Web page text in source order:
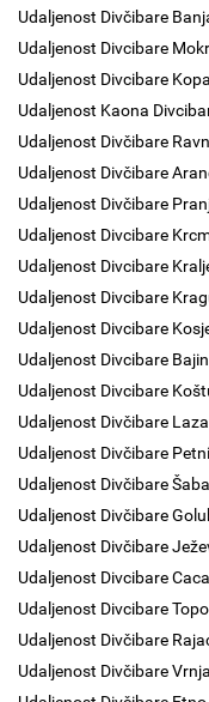
Udaljenost Divčibare
Udaljenost Divcibare
Udaljenost Divcibare
Udaljenost Kaona
Udaljenost Divčibare
Udaljenost Divčibare
Udaljenost Divčibare
Udaljenost Divcibare
Udaljenost Divcibare
Udaljenost Divcibare
Udaljenost Divcibare
Udaljenost Divcibare
Udaljenost Divcibare
Udaljenost Divčibare
Udaljenost Divčibare
Udaljenost Divčibare
Udaljenost Divčibare
Udaljenost Divčibare
Udaljenost Divcibare
Udaljenost Divcibare
Udaljenost Divčibare
Udaljenost Divčibare